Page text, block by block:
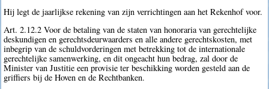
Hij legt de jaarlijkse rekening van zijn verrichtingen aan het Rekenhof voor.
Art. 2.12.2 Voor de betaling van de staten van honoraria van gerechtelijke
deskundigen en gerechtsdeurwaarders en alle andere gerechtskosten, met
inbegrip van de schuldvorderingen met betrekking tot de internationale
gerechtelijke samenwerking, en dit ongeacht hun bedrag, zal door de
Minister van Justitie een provisie ter beschikking worden gesteld aan de
griffiers bij de Hoven en de Rechtbanken.